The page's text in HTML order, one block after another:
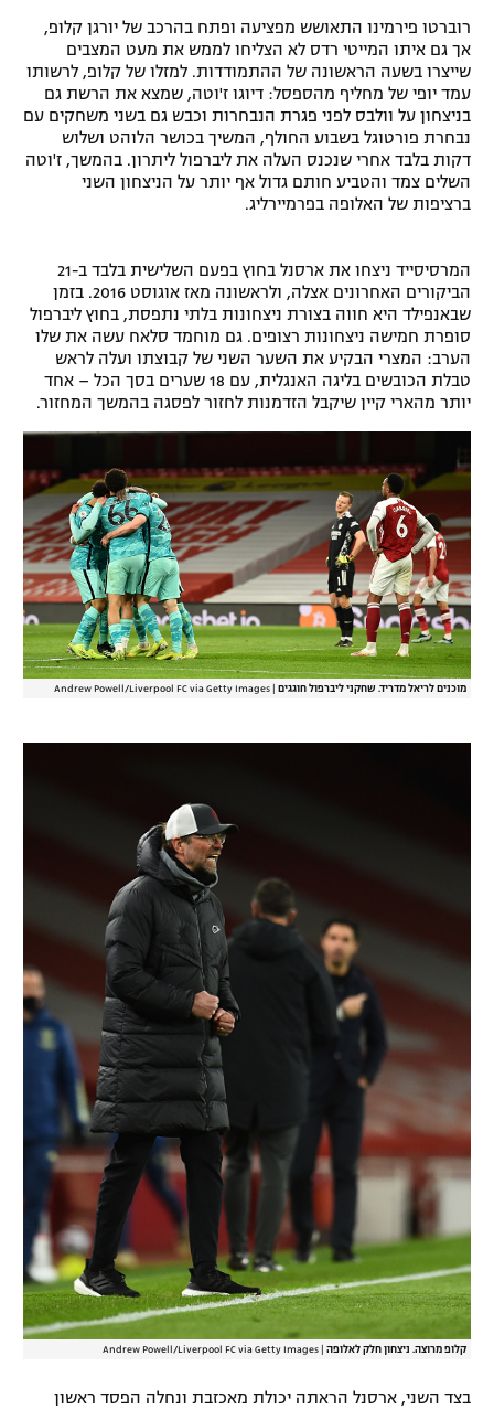
תקנון פעילות ספורט 1
רשיון להקרנה פומבית לבית עסק
הצטרפות לחבילת הערוצים
תגיות
המגזין
רוברטו פירמינו התאושש מפציעה ופתח בהרכב של יורגן קלופ,
אך גם איתו המייטי רדס לא הצליחו לממש את מעט המצבים
שייצרו בשעה הראשונה של ההתמודדות. למזלו של קלופ, לרשותו
עמד יופי של מחליף מהספסל: דיוגו ז'וטה, שמצא את הרשת גם
בניצחון על וולבס לפני פגרת הנבחרות וכבש גם בשני משחקים עם
נבחרת פורטוגל בשבוע החולף, המשיך בכושר הלוהט ושלוש
דקות בלבד אחרי שנכנס העלה את ליברפול ליתרון. בהמשך, ז'וטה
השלים צמד והטביע חותם גדול אף יותר על הניצחון השני
ברציפות של האלופה בפרמיירליג.
המרסיסייד ניצחו את ארסנל בחוץ בפעם השלישית בלבד ב-21
הביקורים האחרונים אצלה, ולראשונה מאז אוגוסט 2016. בזמן
שבאנפילד היא חווה בצורת ניצחונות בלתי נתפסת, בחוץ ליברפול
סופרת חמישה ניצחונות רצופים. גם מוחמד סלאח עשה את שלו
הערב: המצרי הבקיע את השער השני של קבוצתו ועלה לראש
טבלת הכובשים בליגה האנגלית, עם 18 שערים בסך הכל – אחד
יותר מהארי קיין שיקבל הזדמנות לחזור לפסגה בהמשך המחזור.
מוכנים לריאל מדריד. שחקני ליברפול חוגגים Andrew Powell/Liverpool FC via Getty Images
קלופ מרוצה. ניצחון חלק לאלופה Andrew Powell/Liverpool FC via Getty Images
בצד השני, ארסנל הראתה יכולת מאכזבת ונחלה הפסד ראשון